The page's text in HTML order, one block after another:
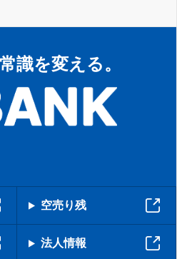
識を変える。
空売り残
法人情報